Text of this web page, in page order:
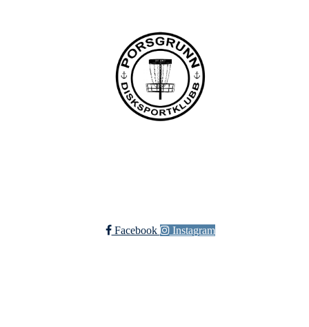
Facebook Instagram